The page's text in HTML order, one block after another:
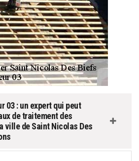
03 : un expert qui peut
de traitement des
ville de Saint Nicolas Des